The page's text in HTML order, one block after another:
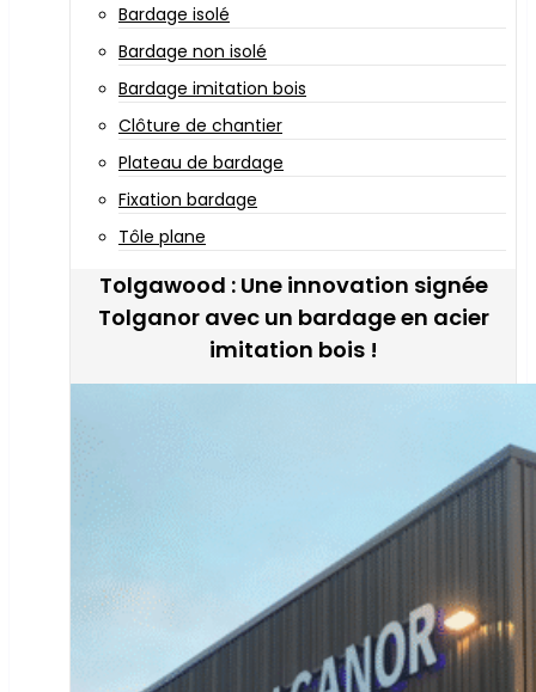
Bardage isolé
Bardage non isolé
Bardage imitation bois
Clôture de chantier
Plateau de bardage
Fixation bardage
Tôle plane
Tolgawood : Une innovation signée
Tolganor avec un bardage en acier
imitation bois !